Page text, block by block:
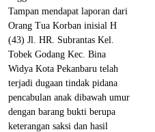
Tampan mendapat laporan dari
Orang Tua Korban inisial H
(43) Jl. HR. Subrantas Kel.
Tobek Godang Kec. Bina
Widya Kota Pekanbaru telah
terjadi dugaan tindak pidana
pencabulan anak dibawah umur
dengan barang bukti berupa
keterangan saksi dan hasil